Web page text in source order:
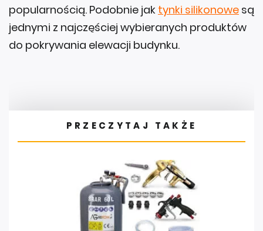
popularnością. Podobnie jak tynki silikonowe są
jednymi z najczęściej wybieranych produktów
do pokrywania elewacji budynku.